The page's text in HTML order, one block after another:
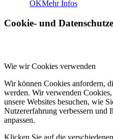
OKMehr Infos
Cookie- und
Wie wir Cookies verwenden
Wir können Cookies anfordern,
werden. Wir verwenden
unsere Websites besuchen, wie
Nutzererfahrung verbessern und
anpassen.
Klicken Sie auf die